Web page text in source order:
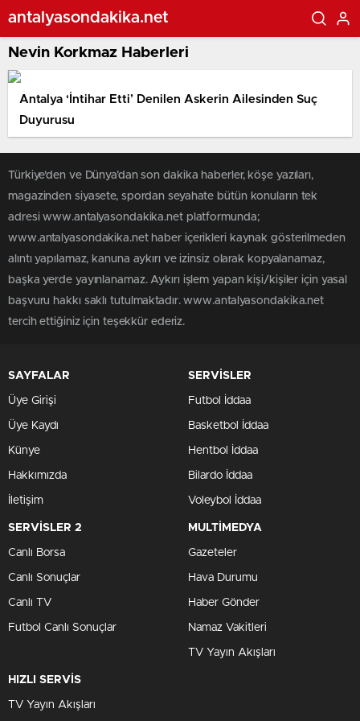
antalyasondakika.net
Nevin Korkmaz Haberleri
Antalya ‘İntihar Etti’ Denilen Askerin Ailesinden Suç
Duyurusu
Türkiye'den ve Dünya’dan son dakika haberler, köşe yazıları,
magazinden siyasete, spordan seyahate bütün konuların tek
adresi www.antalyasondakika.net platformunda;
www.antalyasondakika.net haber içerikleri kaynak gösterilmeden
alıntı yapılamaz, kanuna aykırı ve izinsiz olarak kopyalanamaz,
başka yerde yayınlanamaz. Aykırı işlem yapan kişi/kişiler için yasal
başvuru hakkı saklı tutulmaktadır. www.antalyasondakika.net
tercih ettiğiniz için teşekkür ederiz.
SAYFALAR
Üye Girişi
Üye Kaydı
Künye
Hakkımızda
İletişim
SERVİSLER
Futbol İddaa
Basketbol İddaa
Hentbol İddaa
Bilardo İddaa
Voleybol İddaa
SERVİSLER 2
Canlı Borsa
Canlı Sonuçlar
Canlı TV
Futbol Canlı Sonuçlar
MULTİMEDYA
Gazeteler
Hava Durumu
Haber Gönder
Namaz Vakitleri
TV Yayın Akışları
HIZLI SERVİS
TV Yayın Akışları